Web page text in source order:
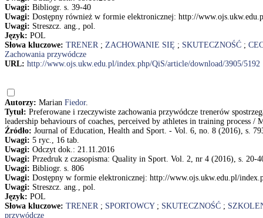
Uwagi: Bibliogr. s. 39-40
Uwagi: Dostępny również w formie elektronicznej: http://
Uwagi: Streszcz. ang., pol.
Język: POL
Słowa kluczowe: TRENER; ZACHOWANIE SIĘ ; SKUTECZNOŚĆ ;
Zachowania przywódcze
URL: http://www.ojs.ukw.edu.pl/index.php/QiS/article/download/3905/5192
Autorzy: Marian Fiedor.
Tytuł: Preferowane i rzeczywiste zachowania przywódcze trenerów
leadership behaviours of coaches, perceived by athletes in training process /
Źródło: Journal of Education, Health and Sport. - Vol. 6, no. 8 (2016), s.
Uwagi: 5 ryc., 16 tab.
Uwagi: Odczyt dok.: 21.11.2016
Uwagi: Przedruk z czasopisma: Quality in Sport. Vol. 2, nr 4 (2016), s. 20-
Uwagi: Bibliogr. s. 806
Uwagi: Dostępny w formie elektronicznej: http://www.ojs.ukw.edu.pl/
Uwagi: Streszcz. ang., pol.
Język: POL
Słowa kluczowe: TRENER; SPORTOWCY; SKUTECZNOŚĆ ;
przywódcze